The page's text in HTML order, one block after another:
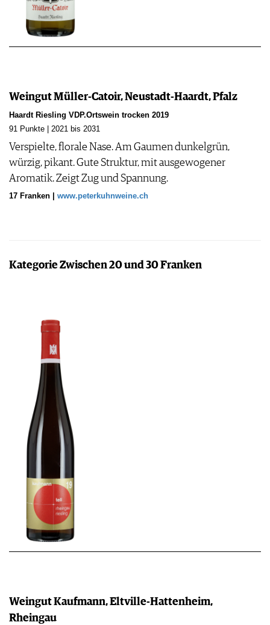
Weingut Müller-Catoir, Neustadt-Haardt, Pfalz
Haardt Riesling VDP.Ortswein trocken 2019
91 Punkte | 2021 bis 2031
Verspielte, florale Nase. Am Gaumen dunkelgrün,
würzig, pikant. Gute Struktur, mit ausgewogener
Aromatik. Zeigt Zug und Spannung.
17 Franken | www.peterkuhnweine.ch
Kategorie Zwischen 20 und 30 Franken
Weingut Kaufmann, Eltville-Hattenheim,
Rheingau